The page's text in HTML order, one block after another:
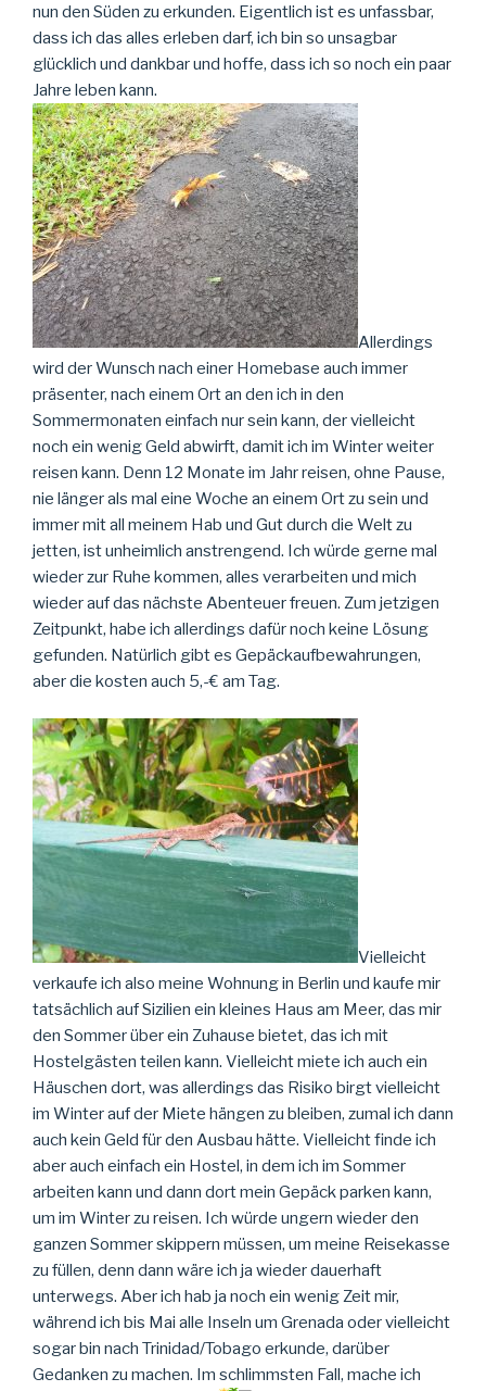
nun den Süden zu erkunden. Eigentlich ist es unfassbar,
dass ich das alles erleben darf, ich bin so unsagbar
glücklich und dankbar und hoffe, dass ich so noch ein paar
Jahre leben kann.
Allerdings
wird der Wunsch nach einer Homebase auch immer
präsenter, nach einem Ort an den ich in den
Sommermonaten einfach nur sein kann, der vielleicht
noch ein wenig Geld abwirft, damit ich im Winter weiter
reisen kann. Denn 12 Monate im Jahr reisen, ohne Pause,
nie länger als mal eine Woche an einem Ort zu sein und
immer mit all meinem Hab und Gut durch die Welt zu
jetten, ist unheimlich anstrengend. Ich würde gerne mal
wieder zur Ruhe kommen, alles verarbeiten und mich
wieder auf das nächste Abenteuer freuen. Zum jetzigen
Zeitpunkt, habe ich allerdings dafür noch keine Lösung
gefunden. Natürlich gibt es Gepäckaufbewahrungen,
aber die kosten auch 5,-€ am Tag.
Vielleicht
verkaufe ich also meine Wohnung in Berlin und kaufe mir
tatsächlich auf Sizilien ein kleines Haus am Meer, das mir
den Sommer über ein Zuhause bietet, das ich mit
Hostelgästen teilen kann. Vielleicht miete ich auch ein
Häuschen dort, was allerdings das Risiko birgt vielleicht
im Winter auf der Miete hängen zu bleiben, zumal ich dann
auch kein Geld für den Ausbau hätte. Vielleicht finde ich
aber auch einfach ein Hostel, in dem ich im Sommer
arbeiten kann und dann dort mein Gepäck parken kann,
um im Winter zu reisen. Ich würde ungern wieder den
ganzen Sommer skippern müssen, um meine Reisekasse
zu füllen, denn dann wäre ich ja wieder dauerhaft
unterwegs. Aber ich hab ja noch ein wenig Zeit mir,
während ich bis Mai alle Inseln um Grenada oder vielleicht
sogar bin nach Trinidad/Tobago erkunde, darüber
Gedanken zu machen. Im schlimmsten Fall, mache ich